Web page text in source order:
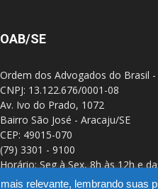
OAB/SE
Ordem dos Advogados do Brasil -
CNPJ: 13.122.676/0001-08
Av. Ivo do Prado, 1072
Bairro São José - Aracaju/SE
CEP: 49015-070
(79) 3301 - 9100
Horário: Seg à Sex, 8h às 12h e
relevante, lembrando suas